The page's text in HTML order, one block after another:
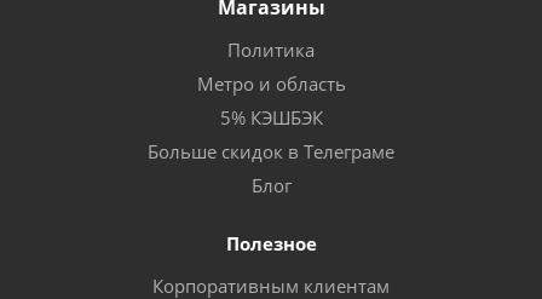
Магазины
Политика
Метро и область
5% КЭШБЭК
Больше скидок в Телеграме
Блог
Полезное
Корпоративным клиентам